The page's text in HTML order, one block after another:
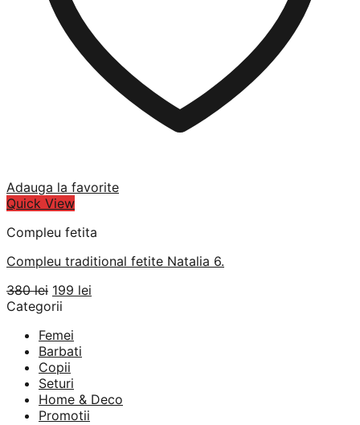
Adauga la favorite
Quick View
Compleu fetita
Compleu traditional fetite Natalia 6.
380lei Prețul
inițial
fost:
380 lei.
199 lei
Categorii
Femei
Barbati
Copii
Seturi
Home & Deco
Promotii